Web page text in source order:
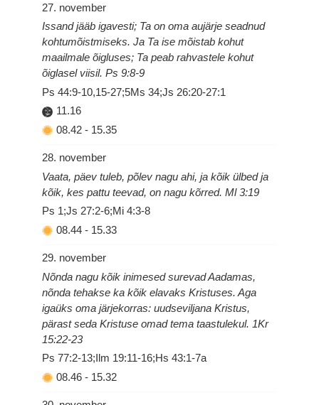
27. november
Issand jääb igavesti; Ta on oma aujärje seadnud
kohtumõistmiseks. Ja Ta ise mõistab kohut
maailmale õigluses; Ta peab rahvastele kohut
õiglasel viisil. Ps 9:8-9
Ps 44:9-10,15-27;5Ms 34;Js 26:20-27:1
11.16
08.42 - 15.35
28. november
Vaata, päev tuleb, põlev nagu ahi, ja kõik ülbed ja
kõik, kes pattu teevad, on nagu kõrred. Ml 3:19
Ps 1;Js 27:2-6;Mi 4:3-8
08.44 - 15.33
29. november
Nõnda nagu kõik inimesed surevad Aadamas,
nõnda tehakse ka kõik elavaks Kristuses. Aga
igaüks oma järjekorras: uudseviljana Kristus,
pärast seda Kristuse omad tema taastulekul. 1Kr
15:22-23
Ps 77:2-13;Ilm 19:11-16;Hs 43:1-7a
08.46 - 15.32